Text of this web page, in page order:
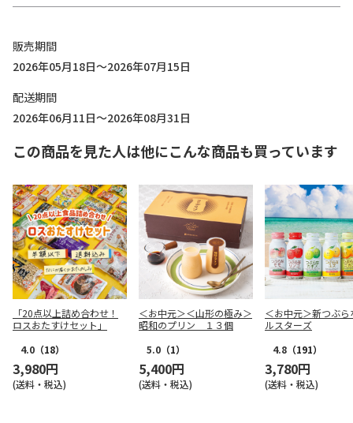
販売期間
2026年05月18日～2026年07月15日
配送期間
2026年06月11日～2026年08月31日
この商品を見た人は他にこんな商品も買っています
「20点以上詰め合わせ！
ロスおたすけセット」
4.0 （18）
3,980円
(送料・税込)
＜お中元＞＜山形の極み＞
昭和のプリン １３個
5.0 （1）
5,400円
(送料・税込)
＜お中元＞新つぶら
ルスターズ
4.8 （191）
3,780円
(送料・税込)